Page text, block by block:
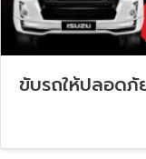
ขับรถให้ปลอดภั